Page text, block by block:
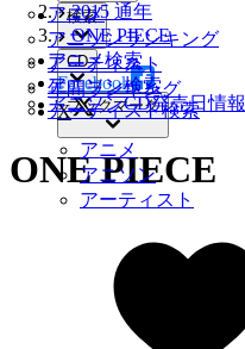
アニメ
アニソンランキング
アーティスト
年間ランキング
検索
アニメ検索
アニソン検索
アーティスト検索
CD
アニソンCD発売日情報
ブックマーク
アニメ
アニソン
アーティスト
2015 通年
ONE PIECE
Facebook
X
ONE PIECE